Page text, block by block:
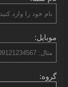
موبایل:
گروه: